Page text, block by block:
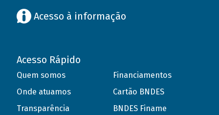
Acesso à informação
Acesso Rápido
Quem somos
Onde atuamos
Transparência
Financiamentos
Cartão BNDES
BNDES Finame